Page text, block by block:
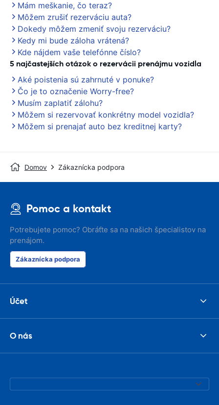
Mám meškanie, čo teraz?
Môžem zrušiť rezerváciu auta?
Dokedy môžem zmeniť svoju rezerváciu?
Kedy mi bude záloha vrátená?
Kde nájdem vaše telefónne číslo?
5 najčastejších otázok o rezervácii prenájmu vozidla
Aké poistenia sú zahrnuté v ponuke?
Čo je to označenie Worry-free?
Musím zaplatiť zálohu?
Môžem si rezervovať konkrétny model vozidla?
Môžem si prenajať auto bez kreditnej karty?
Domov Zákaznícka podpora
Pomoc a kontakt
Potrebujete pomoc? Obráťte sa na našich špecialistov na
prenájom.
Zákaznícka podpora
Účet
O nás